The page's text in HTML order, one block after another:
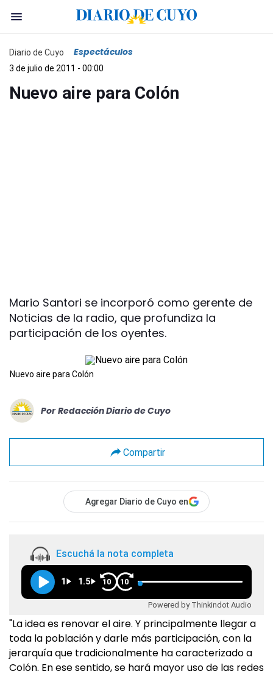
Diario de Cuyo Espectáculos
3 de julio de 2011 - 00:00
Nuevo aire para Colón
Mario Santori se incorporó como gerente de
Noticias de la radio, que profundiza la
participación de los oyentes.
Nuevo aire para Colón
Por Redacción Diario de Cuyo
Compartir
Agregar Diario de Cuyo en
Escuchá la nota completa
1 1.5 10 10
Powered by Thinkindot Audio
"La idea es renovar el aire. Y principalmente llegar a
toda la población y darle más participación, con la
jerarquía que tradicionalmente ha caracterizado a
Colón. En ese sentido, se hará mayor uso de las redes